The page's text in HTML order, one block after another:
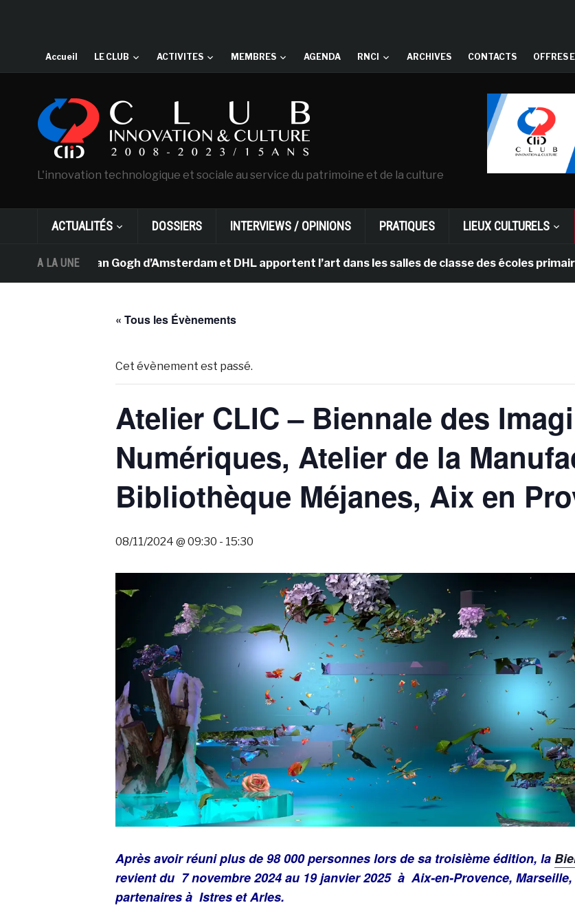
Accueil LE CLUB ACTIVITES MEMBRES AGENDA RNCI ARCHIVES CONTACTS OFFRES
L'innovation technologique et sociale au service du patrimoine et de la culture
ACTUALITÉS DOSSIERS INTERVIEWS / OPINIONS PRATIQUES LIEUX CULTURELS
A LA UNE
musée Van Gogh d’Amsterdam et DHL apportent l’art dans les salles de classe des écoles primaires des
« Tous les Évènements
Cet évènement est passé.
Atelier CLIC – Biennale des
Numériques, Atelier de la
Bibliothèque Méjanes, Aix en
08/11/2024 @ 09:30 - 15:30
Après avoir réuni plus de 98 000 personnes lors de sa troisième édition, la
revient du 7 novembre 2024 au 19 janvier 2025 à Aix-en-Provence,
partenaires à Istres et Arles.